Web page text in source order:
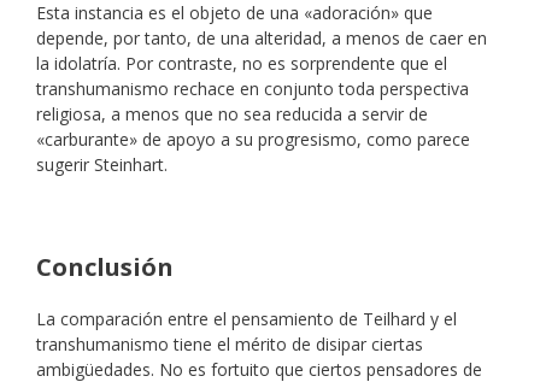
Esta instancia es el objeto de una «adoración» que
depende, por tanto, de una alteridad, a menos de caer en
la idolatría. Por contraste, no es sorprendente que el
transhumanismo rechace en conjunto toda perspectiva
religiosa, a menos que no sea reducida a servir de
«carburante» de apoyo a su progresismo, como parece
sugerir Steinhart.
Conclusión
La comparación entre el pensamiento de Teilhard y el
transhumanismo tiene el mérito de disipar ciertas
ambigüedades. No es fortuito que ciertos pensadores de